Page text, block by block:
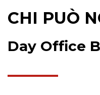
CHI PUÒ
Day Office